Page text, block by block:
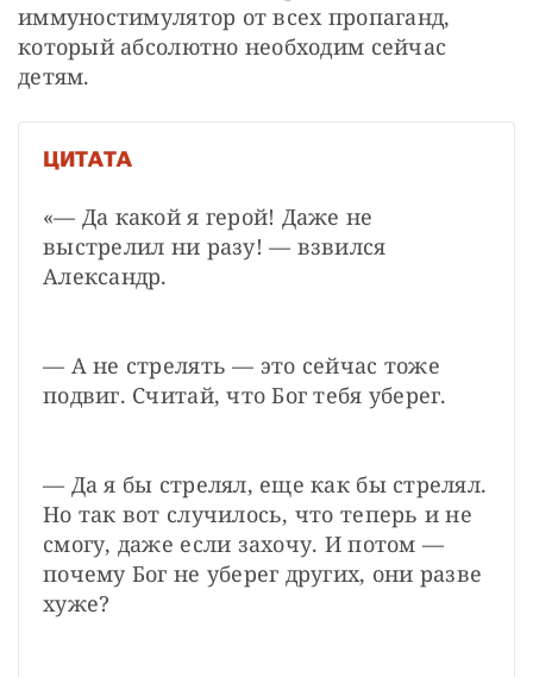
иммуностимулятор от всех пропаганд,
который абсолютно необходим сейчас
детям.
ЦИТАТА
«— Да какой я герой! Даже не
выстрелил ни разу! — взвился
Александр.
— А не стрелять — это сейчас тоже
подвиг. Считай, что Бог тебя уберег.
— Да я бы стрелял, еще как бы стрелял.
Но так вот случилось, что теперь и не
смогу, даже если захочу. И потом —
почему Бог не уберег других, они разве
хуже?